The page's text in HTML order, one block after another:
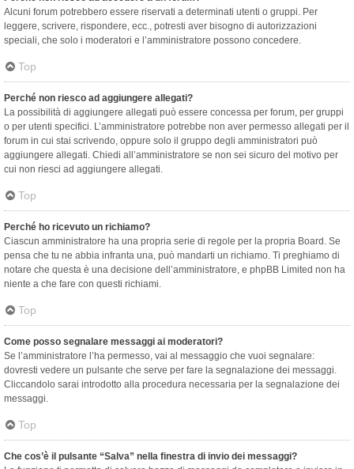
Alcuni forum potrebbero essere riservati a determinati utenti o gruppi. Per
leggere, scrivere, rispondere, ecc., potresti aver bisogno di autorizzazioni
speciali, che solo i moderatori e l’amministratore possono concedere.
Top
Perché non riesco ad aggiungere allegati?
La possibilità di aggiungere allegati può essere concessa per forum, per gruppi
o per utenti specifici. L’amministratore potrebbe non aver permesso allegati per il
forum in cui stai scrivendo, oppure solo il gruppo degli amministratori può
aggiungere allegati. Chiedi all’amministratore se non sei sicuro del motivo per
cui non riesci ad aggiungere allegati.
Top
Perché ho ricevuto un richiamo?
Ciascun amministratore ha una propria serie di regole per la propria Board. Se
pensa che tu ne abbia infranta una, può mandarti un richiamo. Ti preghiamo di
notare che questa è una decisione dell’amministratore, e phpBB Limited non ha
niente a che fare con questi richiami.
Top
Come posso segnalare messaggi ai moderatori?
Se l’amministratore l’ha permesso, vai al messaggio che vuoi segnalare:
dovresti vedere un pulsante che serve per fare la segnalazione dei messaggi.
Cliccandolo sarai introdotto alla procedura necessaria per la segnalazione dei
messaggi.
Top
Che cos’è il pulsante “Salva” nella finestra di invio dei messaggi?